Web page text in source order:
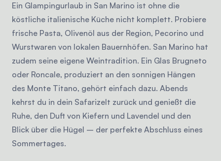
Ein Glampingurlaub in San Marino ist ohne die
köstliche italienische Küche nicht komplett. Probiere
frische Pasta, Olivenöl aus der Region, Pecorino und
Wurstwaren von lokalen Bauernhöfen. San Marino hat
zudem seine eigene Weintradition. Ein Glas Brugneto
oder Roncale, produziert an den sonnigen Hängen
des Monte Titano, gehört einfach dazu. Abends
kehrst du in dein Safarizelt zurück und genießt die
Ruhe, den Duft von Kiefern und Lavendel und den
Blick über die Hügel – der perfekte Abschluss eines
Sommertages.